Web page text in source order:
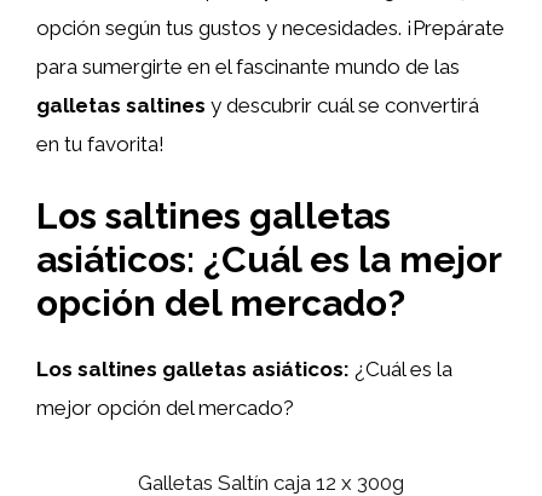
opción según tus gustos y necesidades. ¡Prepárate
para sumergirte en el fascinante mundo de las
galletas saltines y descubrir cuál se convertirá
en tu favorita!
Los saltines galletas
asiáticos: ¿Cuál es la mejor
opción del mercado?
Los saltines galletas asiáticos: ¿Cuál es la
mejor opción del mercado?
Galletas Saltín caja 12 x 300g